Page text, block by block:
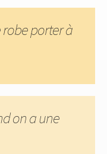
robe porter à
on a une